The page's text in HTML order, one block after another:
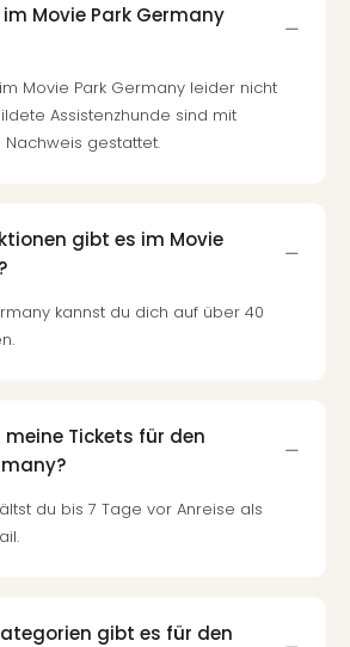
Movie Park Germany
Movie Park Germany leider nicht
Assistenzhunde sind mit
gestattet.
gibt es im Movie
kannst du dich auf über 40
Tickets für den
du bis 7 Tage vor Anreise als
gibt es für den